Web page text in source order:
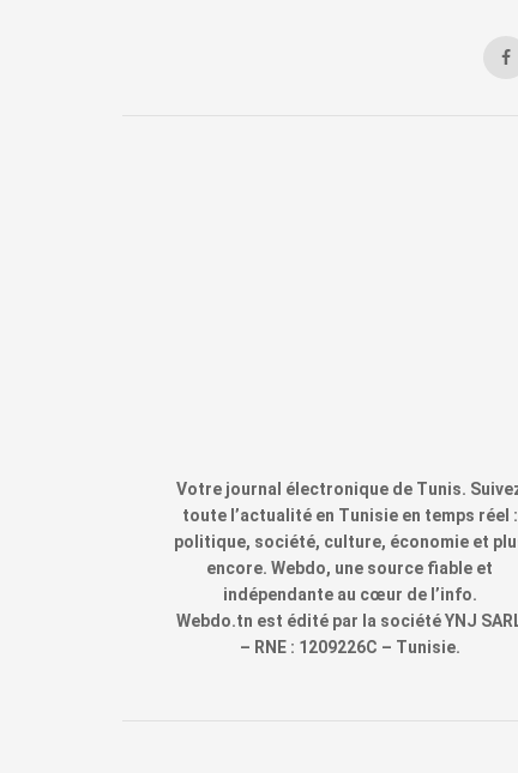
Votre journal électronique de Tunis.
toute l’actualité en Tunisie en temps réel :
politique, société, culture, économie et
encore. Webdo, une source fiable et
indépendante au cœur de l’info.
Webdo.tn est édité par la société YNJ
– RNE : 1209226C – Tunisie.